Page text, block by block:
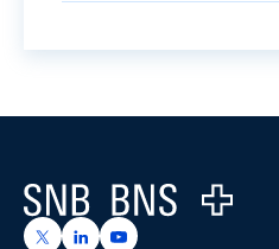
Logo
https://x.com/snb_bns
https://https://